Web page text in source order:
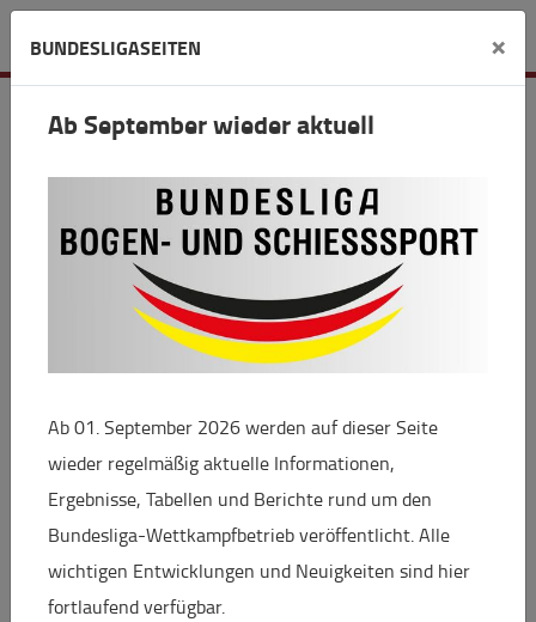
Verein
SV Lindwedel
Am Viehbruch 2 A
29690 Lindwedel
info(at)schuetzenverein-lindwedel.de
+
−
BUNDESLIGASEITEN ×
Ab September wieder aktuell
Ab 01. September 2026 werden auf dieser Seite
wieder regelmäßig aktuelle Informationen,
Ergebnisse, Tabellen und Berichte rund um den
Bundesliga-Wettkampfbetrieb veröffentlicht. Alle
wichtigen Entwicklungen und Neuigkeiten sind hier
fortlaufend verfügbar.